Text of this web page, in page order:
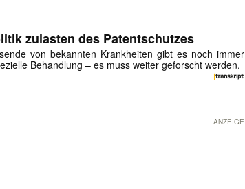
zulasten des Patentschutzes
von bekannten Krankheiten gibt es noch immer
Behandlung – es muss weiter geforscht werden.
ANZEIGE